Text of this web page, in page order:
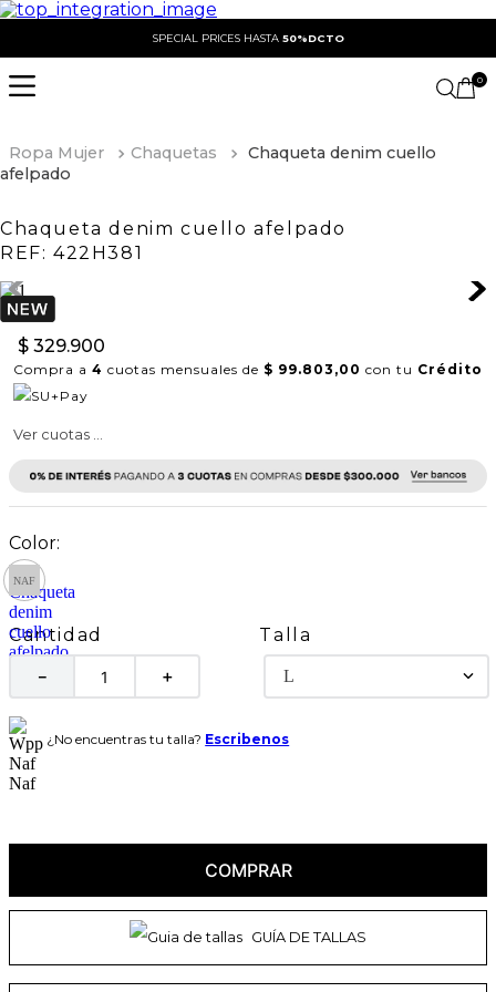
SPECIAL PRICES HASTA 50%DCTO
0
Ropa Mujer Chaquetas
Chaqueta denim cuello
afelpado
Chaqueta denim cuello afelpado
REF: 422H381
$ 329.900
Compra a 4 cuotas mensuales de $ 99.803,00 con tu Crédito
Ver cuotas ...
Cantidad
＋
－
Talla
L
¿No encuentras tu talla? Escribenos
COMPRAR
GUÍA DE TALLAS